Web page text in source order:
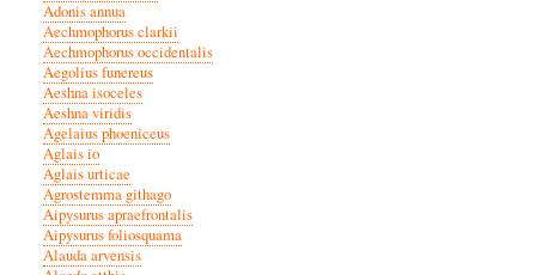
Adonis annua
Aechmophorus clarkii
Aechmophorus occidentalis
Aegolius funereus
Aeshna isoceles
Aeshna viridis
Agelaius phoeniceus
Aglais io
Aglais urticae
Agrostemma githago
Aipysurus apraefrontalis
Aipysurus foliosquama
Alauda arvensis